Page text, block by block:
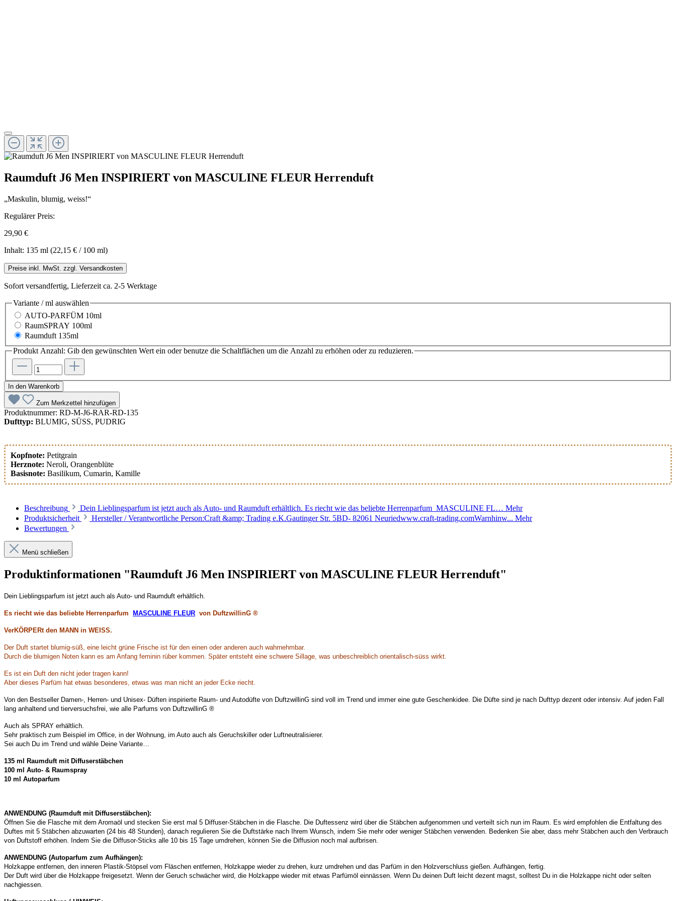
Raumduft J6 Men INSPIRIERT von MASCULINE FLEUR Herrenduft
„Maskulin, blumig, weiss!“
Regulärer Preis:
29,90 €
Inhalt: 135 ml (22,15 € / 100 ml)
Preise inkl. MwSt. zzgl. Versandkosten
Sofort versandfertig, Lieferzeit ca. 2-5 Werktage
Variante / ml auswählen
AUTO-PARFÜM 10ml
RaumSPRAY 100ml
Raumduft 135ml
Produkt Anzahl: Gib den gewünschten Wert ein oder benutze die Schaltflächen um die Anzahl zu erhöhen oder zu reduzieren.
In den Warenkorb
Zum Merkzettel hinzufügen
Produktnummer: RD-M-J6-RAR-RD-135
Dufttyp: BLUMIG, SÜSS, PUDRIG
Kopfnote: Petitgrain
Herznote: Neroli, Orangenblüte
Basisnote: Basilikum, Cumarin, Kamille
Beschreibung Dein Lieblingsparfum ist jetzt auch als Auto- und Raumduft erhältlich. Es riecht wie das beliebte Herrenparfum MASCULINE FL… Mehr
Produktsicherheit
Hersteller / Verantwortliche Person:Craft &amp; Trading e.K.Gautinger Str. 5BD- 82061 Neuriedwww.craft-trading.comWarnhinw... Mehr
Bewertungen
Menü schließen
Produktinformationen "Raumduft J6 Men INSPIRIERT von MASCULINE FLEUR Herrenduft"
Dein Lieblingsparfum ist jetzt auch als Auto- und Raumduft erhältlich.
Es riecht wie das beliebte Herrenparfum MASCULINE FLEUR von DuftzwillinG ®
VerKÖRPERt den MANN in WEISS.
Der Duft startet blumig-süß, eine leicht grüne Frische ist für den einen oder anderen auch wahrnehmbar.
Durch die blumigen Noten kann es am Anfang feminin rüber kommen. Später entsteht eine schwere Sillage, was unbeschreiblich orientalisch-süss wirkt.
Es ist ein Duft den nicht jeder tragen kann!
Aber dieses Parfüm hat etwas besonderes, etwas was man nicht an jeder Ecke riecht.
Von den Bestseller Damen-, Herren- und Unisex- Düften inspirierte Raum- und Autodüfte von DuftzwillinG sind voll im Trend und immer eine gute Geschenkidee. Die Düfte sind je nach Dufttyp dezent oder intensiv. Auf jeden Fall
lang anhaltend und tierversuchsfrei, wie alle Parfums von DuftzwillinG ®
Auch als SPRAY erhältlich.
Sehr praktisch zum Beispiel im Office, in der Wohnung, im Auto auch als Geruchskiller oder Luftneutralisierer.
Sei auch Du im Trend und wähle Deine Variante…
135 ml Raumduft mit Diffuserstäbchen
100 ml Auto- & Raumspray
10 ml Autoparfum
ANWENDUNG (Raumduft mit Diffuserstäbchen):
Öffnen Sie die Flasche mit dem Aromaöl und stecken Sie erst mal 5 Diffuser-Stäbchen in die Flasche. Die Duftessenz wird über die Stäbchen aufgenommen und verteilt sich nun im Raum. Es wird empfohlen die Entfaltung des
Duftes mit 5 Stäbchen abzuwarten (24 bis 48 Stunden), danach regulieren Sie die Duftstärke nach Ihrem Wunsch, indem Sie mehr oder weniger Stäbchen verwenden. Bedenken Sie aber, dass mehr Stäbchen auch den Verbrauch
von Duftstoff erhöhen. Indem Sie die Diffusor-Sticks alle 10 bis 15 Tage umdrehen, können Sie die Diffusion noch mal aufbrisen.
ANWENDUNG (Autoparfum zum Aufhängen):
Holzkappe entfernen, den inneren Plastik-Stöpsel vom Fläschen entfernen, Holzkappe wieder zu drehen, kurz umdrehen und das Parfüm in den Holzverschluss gießen. Aufhängen, fertig.
Der Duft wird über die Holzkappe freigesetzt. Wenn der Geruch schwächer wird, die Holzkappe wieder mit etwas Parfümöl einnässen. Wenn Du deinen Duft leicht dezent magst, solltest Du in die Holzkappe nicht oder selten
nachgiessen.